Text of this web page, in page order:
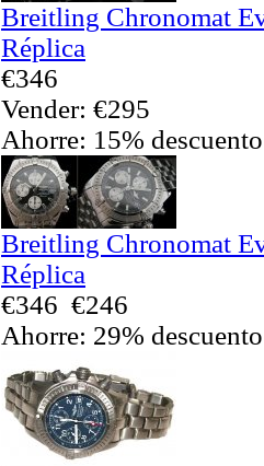
Breitling Chronomat
Réplica
€346
Vender: €295
Ahorre: 15% descuento
Breitling Chronomat
Réplica
€346 €246
Ahorre: 29% descuento